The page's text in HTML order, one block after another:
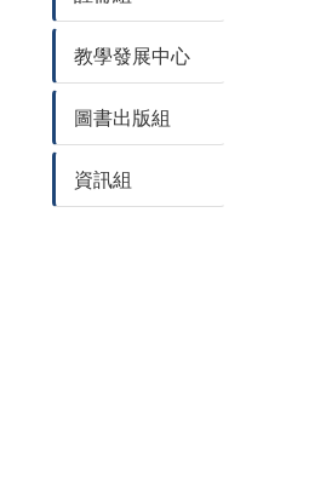
教學發展中心
圖書出版組
資訊組